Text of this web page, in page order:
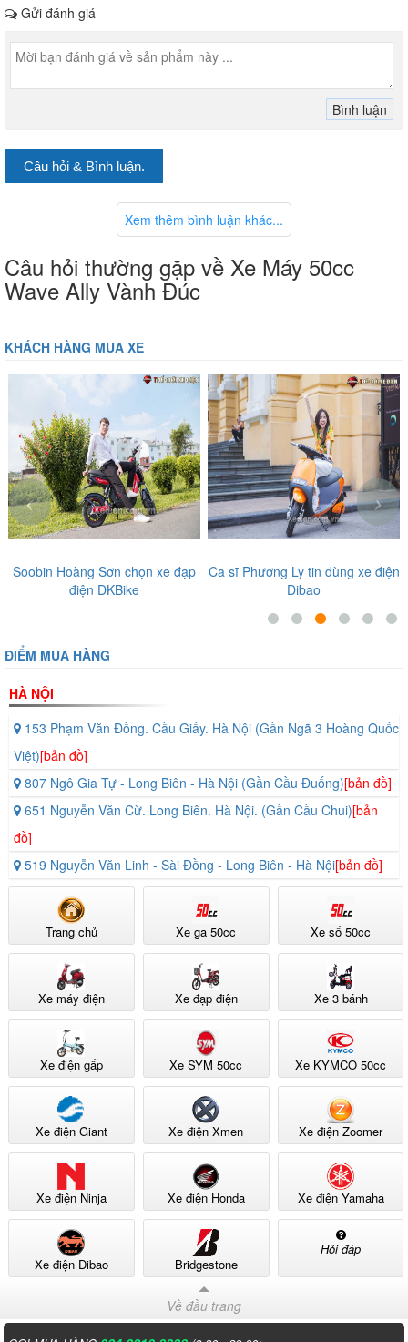
Gửi đánh giá
Câu hỏi & Bình luận.
Xem thêm bình luận khác...
Câu hỏi thường gặp về Xe Máy 50cc
Wave Ally Vành Đúc
KHÁCH HÀNG MUA XE
Soobin Hoàng Sơn chọn xe đạp
điện DKBike
Ca sĩ Phương Ly tin dùng xe điện
Dibao
‹ ›
ĐIỂM MUA HÀNG
HÀ NỘI
153 Phạm Văn Đồng. Cầu Giấy. Hà Nội (Gần Ngã 3 Hoàng Quốc
Việt)[bản đồ]
807 Ngô Gia Tự - Long Biên - Hà Nội (Gần Cầu Đuống)[bản đồ]
651 Nguyễn Văn Cừ. Long Biên. Hà Nội. (Gần Cầu Chui)[bản
đồ]
519 Nguyễn Văn Linh - Sài Đồng - Long Biên - Hà Nội[bản đồ]
Trang chủ Xe ga 50cc Xe số 50cc
Xe máy điện Xe đạp điện Xe 3 bánh
Xe điện gấp Xe SYM 50cc Xe KYMCO 50cc
Xe điện Giant Xe điện Xmen Xe điện Zoomer
Xe điện Ninja Xe điện Honda Xe điện Yamaha
Xe điện Dibao Bridgestone
Hỏi đáp
Về đầu trang